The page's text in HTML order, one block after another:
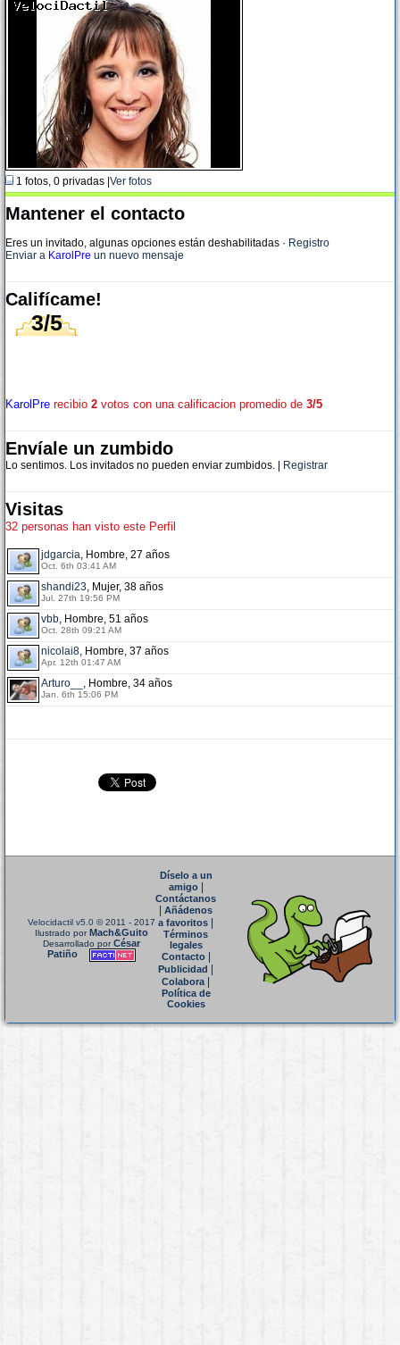
1 fotos, 0 privadas | Ver fotos
Mantener el contacto
Eres un invitado, algunas opciones están deshabilitadas · Registro
Enviar a KarolPre un nuevo mensaje
Califícame!
3/5
KarolPre recibio 2 votos con una calificacion promedio de 3/5
Envíale un zumbido
Lo sentimos. Los invitados no pueden enviar zumbidos. | Registrar
Visitas
32 personas han visto este Perfil
jdgarcia, Hombre, 27 años
Oct. 6th 03:41 AM
shandi23, Mujer, 38 años
Jul. 27th 19:56 PM
vbb, Hombre, 51 años
Oct. 28th 09:21 AM
nicolai8, Hombre, 37 años
Apr. 12th 01:47 AM
Arturo__ , Hombre, 34 años
Jan. 6th 15:06 PM
Velocidactil v5.0 © 2011 - 2017
Ilustrado porMach&Guito
Desarrollado porCésar
Patiño
Díselo a un
amigo|
Contáctanos
Añádenos
a favoritos
Términos
legales
Contacto|
Publicidad
Colabora|
Política de
Cookies